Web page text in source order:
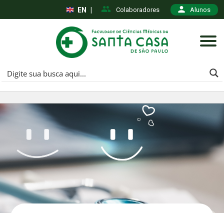
Colaboradores Alunos
EN